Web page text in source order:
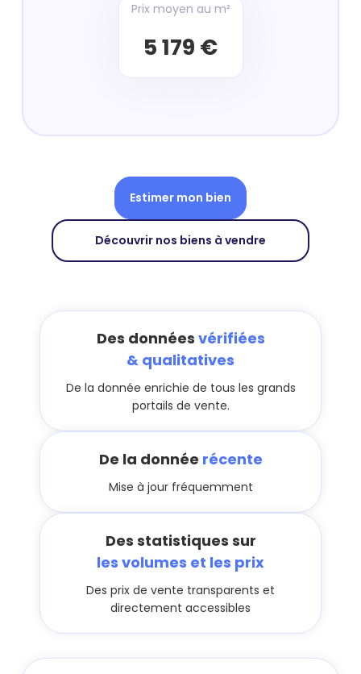
Prix moyen au m²
5 179 €
Estimer mon bien
Découvrir nos biens à vendre
Des données vérifiées
& qualitatives
De la donnée enrichie de tous les grands
portails de vente.
De la donnée récente
Mise à jour fréquemment
Des statistiques sur
les volumes et les prix
Des prix de vente transparents et
directement accessibles